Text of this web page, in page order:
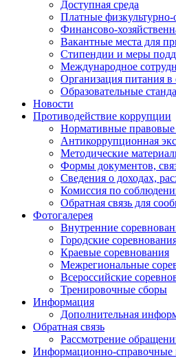
Доступная среда
Платные физкультурно-
Финансово-
Вакантные места для
Стипендии и меры
Международное
Организация питания в
Образовательные
Новости
Противодействие коррупции
Нормативные правовые
Антикоррупционная
Методические
Формы документов,
Сведения о доходах,
Комиссия по
Обратная связь для
Фотогалерея
Внутренние
Городские
Краевые соревнования
Межрегиональные
Всероссийские
Тренировочные сборы
Информация
Дополнительная
Обратная связь
Рассмотрение
Информационно-справочные